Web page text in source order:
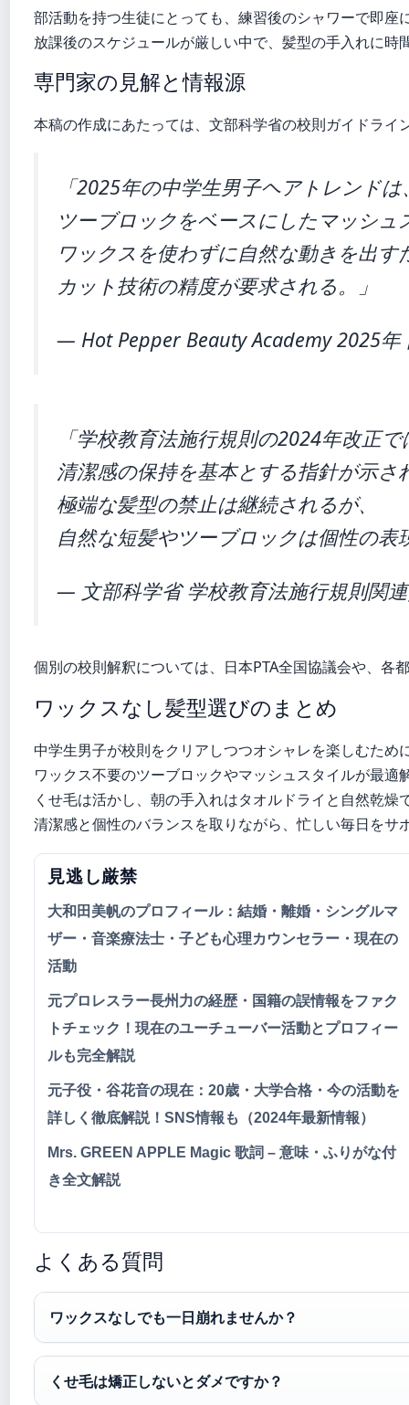
部活動を持つ生徒にとっても、練習後のシャワーで即座
放課後のスケジュールが厳しい中で、髪型の手入れに時
専門家の見解と情報源
本稿の作成にあたっては、文部科学省の校則ガイドラ
「2025年の中学生男子ヘアトレンドは
ツーブロックをベースにしたマッシュ
ワックスを使わずに自然な動きを出す
カット技術の精度が要求される。」
— Hot Pepper Beauty Academy 2025年
「学校教育法施行規則の2024年改正
清潔感の保持を基本とする指針が示さ
極端な髪型の禁止は継続されるが、
自然な短髪やツーブロックは個性の
— 文部科学省 学校教育法施行規則関
個別の校則解釈については、日本PTA全国協議会や、各
ワックスなし髪型選びのまとめ
中学生男子が校則をクリアしつつオシャレを楽しむため
ワックス不要のツーブロックやマッシュスタイルが最
くせ毛は活かし、朝の手入れはタオルドライと自然乾
清潔感と個性のバランスを取りながら、忙しい毎日をサ
見逃し厳禁
大和田美帆のプロフィール：結婚・離婚・シングルマ
ザー・音楽療法士・子ども心理カウンセラー・現在の
活動
元プロレスラー長州力の経歴・国籍の誤情報をファク
トチェック！現在のユーチューバー活動とプロフィー
ルも完全解説
元子役・谷花音の現在：20歳・大学合格・今の活動を
詳しく徹底解説！SNS情報も（2024年最新情報）
Mrs. GREEN APPLE Magic 歌詞 – 意味・ふりがな付
き全文解説
よくある質問
ワックスなしでも一日崩れませんか？
くせ毛は矯正しないとダメですか？